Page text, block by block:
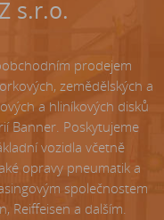
s.r.o.
prodejem
zemědělských a
a hliníkových disků
Banner. Poskytujeme
vozidla včetně
opravy pneumatik a
společnostem
Reiffeisen a dalším.